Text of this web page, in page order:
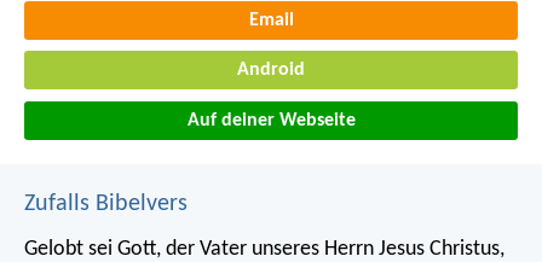
Email
Android
Auf deiner Webseite
Zufalls Bibelvers
Gelobt sei Gott, der Vater unseres Herrn Jesus Christus,